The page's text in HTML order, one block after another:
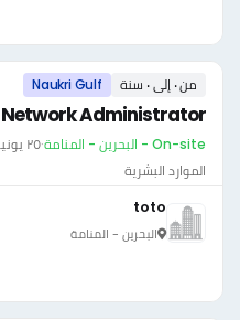
من ٠ إلى ٠ سنة Naukri Gulf
Network Administrator
On-site - البحرين - المنامة ·٢٥ يونيو ٢٠٢٦
الموارد البشرية
toto
البحرين - المنامة